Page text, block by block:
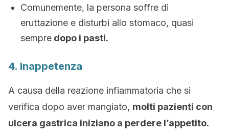
Comunemente, la persona soffre di
eruttazione e disturbi allo stomaco, quasi
sempre dopo i pasti.
4. Inappetenza
A causa della reazione infiammatoria che si
verifica dopo aver mangiato, molti pazienti con
ulcera gastrica iniziano a perdere l’appetito.